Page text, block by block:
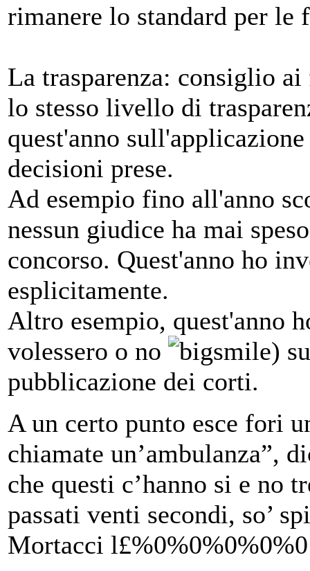
rimanere lo standard per le
La trasparenza: consiglio
lo stesso livello di
quest'anno
decisioni prese.
Ad esempio fino all'anno
nessun giudice ha mai
concorso. Quest'anno ho
esplicitamente.
Altro esempio, quest'anno
volessero o no
)
pubblicazione dei corti.
A un certo punto esce fori
chiamate un’ambulanza”,
che questi c’hanno si e no
passati venti secondi, so’
Mortacci l£%0%0%0%0%0